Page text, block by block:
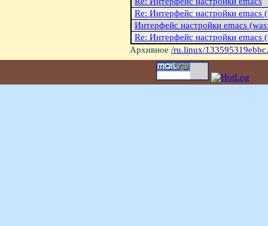
Re: Интерфейс настройки
Интерфейс настройки emacs
Re: Интерфейс настройки
Архивное /ru.linux/